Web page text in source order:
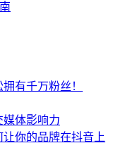
有千万粉丝！
体影响力
你的品牌在抖音上